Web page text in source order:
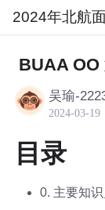
社区 2024
BUAA OO
吴瑜-
2024-03-19
目录
0. 主要知